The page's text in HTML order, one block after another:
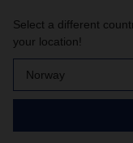
Select a different
your location!
Norway